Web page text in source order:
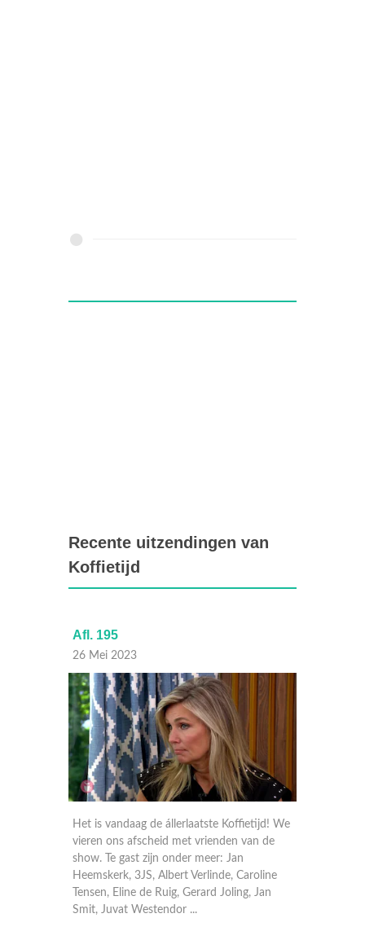
Recente uitzendingen van
Koffietijd
Afl. 195
26 Mei 2023
Het is vandaag de állerlaatste Koffietijd! We
vieren ons afscheid met vrienden van de
show. Te gast zijn onder meer: Jan
Heemskerk, 3JS, Albert Verlinde, Caroline
Tensen, Eline de Ruig, Gerard Joling, Jan
Smit, Juvat Westendor ...